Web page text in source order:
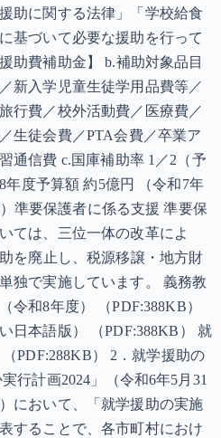
助に関する法律」「学校給食
基づいて必要な援助を行って
助費補助金】 b.補助対象品目
新入学児童生徒学用品費等／
行費／校外活動費／医療費／
生徒会費／PTA会費／卒業ア
通信費 c.国庫補助率 1／2（予
年度予算額 約5億円 （令和7年
準要保護者に係る支援 準要保
ては、三位一体の改革によ
を廃止し、税源移譲・地方財
独で実施しています。 義務教
令和8年度） （PDF:388KB）
日本語版） （PDF:388KB） 就
PDF:288KB） 2．就学援助の
行計画2024」（令和6年5月31
において、「就学援助の実施
することで、各市町村におけ